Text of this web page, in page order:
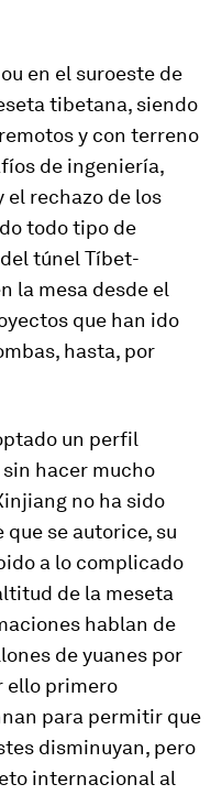
en el suroeste de
tibetana, siendo
y con terreno
de ingeniería,
rechazo de los
todo tipo de
túnel Tíbet-
la mesa desde el
que han ido
hasta, por
un perfil
hacer mucho
no ha sido
que se autorice, su
a lo complicado
de la meseta
hablan de
de yuanes por
ello primero
para permitir que
disminuyan, pero
internacional al